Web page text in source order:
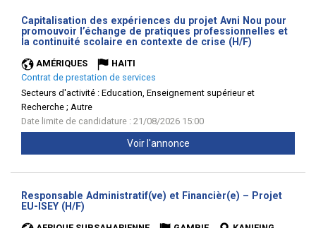
Capitalisation des expériences du projet Avni Nou pour
promouvoir l’échange de pratiques professionnelles et
la continuité scolaire en contexte de crise (H/F)
AMÉRIQUES
HAITI
Contrat de prestation de services
Secteurs d'activité : Education, Enseignement supérieur et
Recherche ; Autre
Date limite de candidature : 21/08/2026 15:00
Voir l'annonce
Responsable Administratif(ve) et Financièr(e) – Projet
EU-ISEY (H/F)